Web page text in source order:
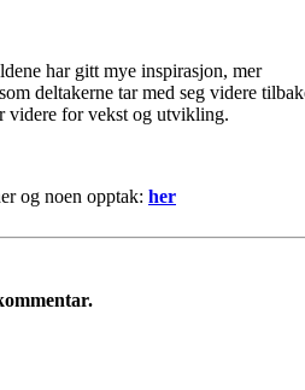
har gitt mye inspirasjon, mer
deltakerne tar med seg videre
videre for vekst og utvikling.
og noen opptak: her